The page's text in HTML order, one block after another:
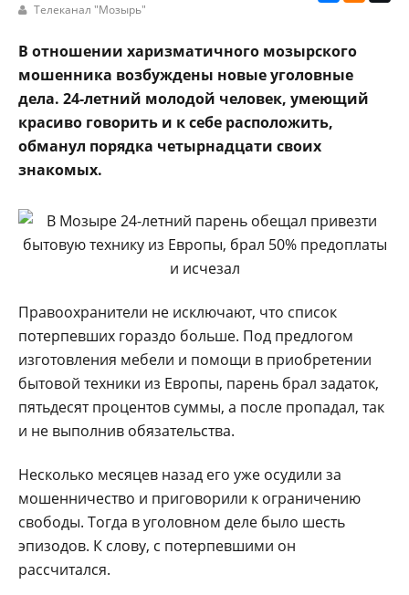
Телеканал "Мозырь"
В отношении харизматичного мозырского
мошенника возбуждены новые уголовные
дела. 24-летний молодой человек, умеющий
красиво говорить и к себе расположить,
обманул порядка четырнадцати своих
знакомых.
Правоохранители не исключают, что список
потерпевших гораздо больше. Под предлогом
изготовления мебели и помощи в приобретении
бытовой техники из Европы, парень брал задаток,
пятьдесят процентов суммы, а после пропадал, так
и не выполнив обязательства.
Несколько месяцев назад его уже осудили за
мошенничество и приговорили к ограничению
свободы. Тогда в уголовном деле было шесть
эпизодов. К слову, с потерпевшими он
рассчитался.